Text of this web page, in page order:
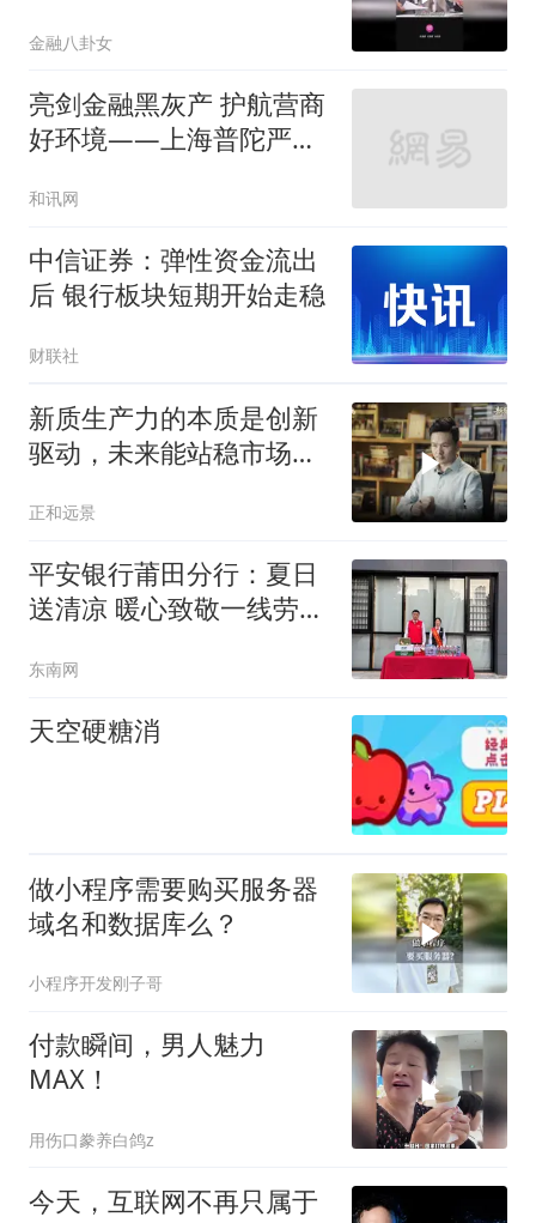
金融八卦女
亮剑金融黑灰产 护航营商
好环境——上海普陀严
筑牢金融法治屏障
和讯网
中信证券：弹性资金流出
后 银行板块短期开始走稳
财联社
新质生产力的本质是创新
驱动，未来能站稳市场的
创新的企业
正和远景
平安银行莆田分行：夏日
送清凉 暖心致敬一线劳动
东南网
天空硬糖消
做小程序需要购买服务器
域名和数据库么？
小程序开发刚子哥
付款瞬间，男人魅力
MAX！
用伤口豢养白鸽z
今天，互联网不再只属于